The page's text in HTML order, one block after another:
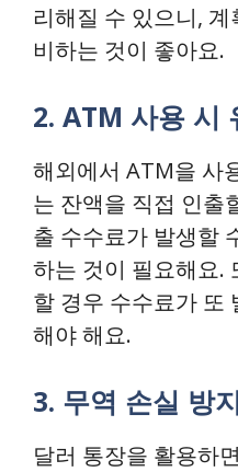
리해질 수 있으니,
비하는 것이 좋아요.
2. ATM 사용 시
해외에서 ATM을 사
는 잔액을 직접 인출
출 수수료가 발생할
하는 것이 필요해요.
할 경우 수수료가 또
해야 해요.
3. 무역 손실 방
달러 통장을 활용하